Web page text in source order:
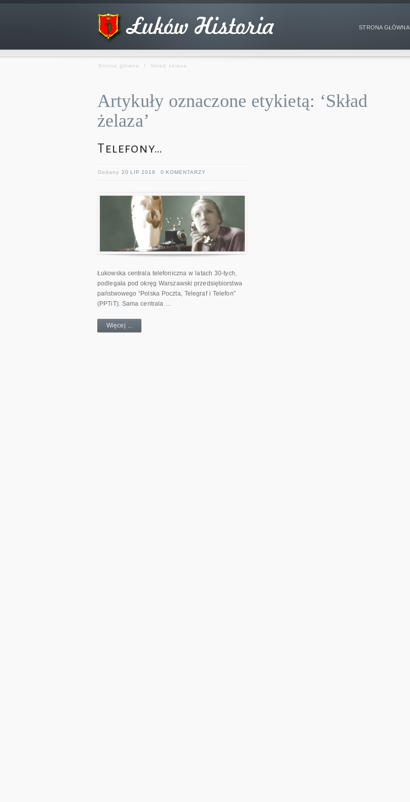
STRONA GŁÓWNA
Strona główna / Skład żelaza
Artykuły oznaczone etykietą: ‘Skład
żelaza’
Telefony…
Dodany 20 LIP 2018 0 KOMENTARZY
Łukowska centrala telefoniczna w latach 30-tych,
podlegała pod okręg Warszawski przedsiębiorstwa
państwowego “Polska Poczta, Telegraf i Telefon”
(PPTiT). Sama centrala …
Więcej ...